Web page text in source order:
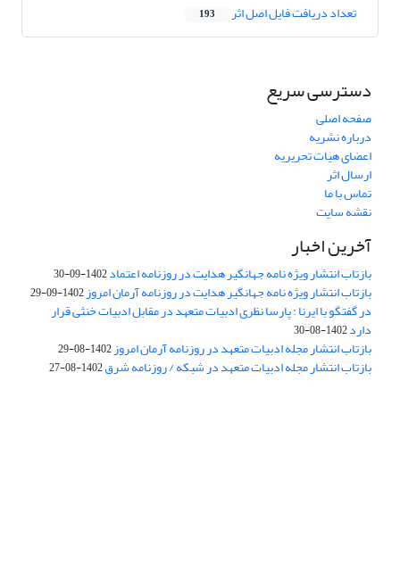
تعداد دریافت فایل اصل اثر 193
دسترسی سریع
صفحه اصلی
درباره نشریه
اعضای هیات تحریریه
ارسال اثر
تماس با ما
نقشه سایت
آخرین اخبار
بازتاب انتشار ویژه نامه جهانگیر هدایت در روزنامه اعتماد1402-09-30
بازتاب انتشار ویژه نامه جهانگیر هدایت در روزنامه آرمان امروز1402-09-29
در گفتگو با ایرنا : پارسا نظری ادبیات متعهد در مقابل ادبیات خنثی قرار
دارد1402-08-30
بازتاب انتشار مجله ادبیات متعهد در روزنامه آرمان امروز1402-08-29
بازتاب انتشار مجله ادبیات متعهد در شبکه / روزنامه شرق1402-08-27